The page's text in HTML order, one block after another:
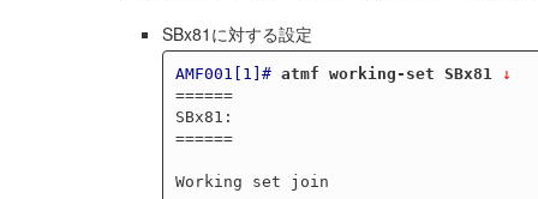
SBx81に対する設定
AMF001[1]# atmf working-set SBx81
↓
======
SBx81:
======
Working set join